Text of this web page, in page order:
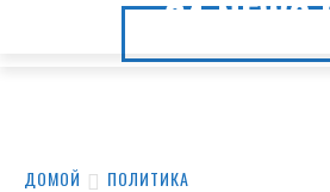
ДОМОЙ ПОЛИТИКА